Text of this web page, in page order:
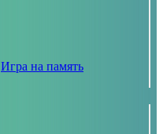
Игра на память